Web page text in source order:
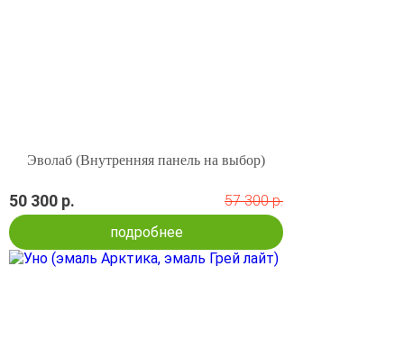
Эволаб (Внутренняя панель на выбор)
50 300 р.
57 300 р.
подробнее